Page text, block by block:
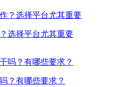
选择平台尤其重要
？有哪些要求？